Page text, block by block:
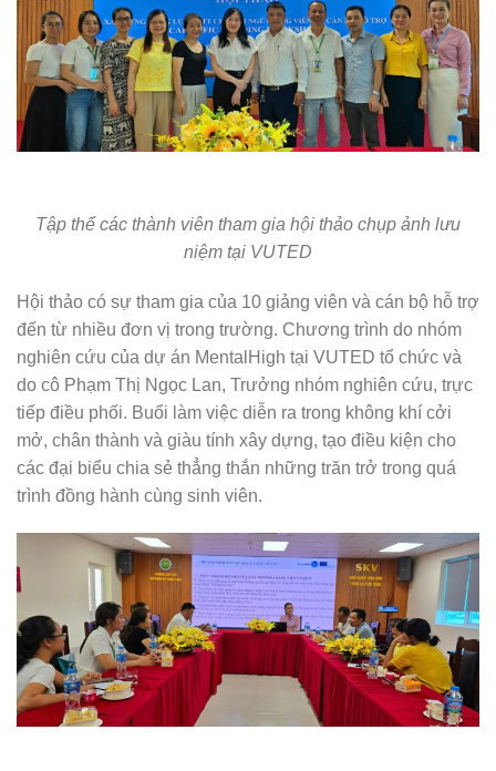
Tập thể các thành viên tham gia hội thảo chụp ảnh lưu
niệm tại VUTED
Hội thảo có sự tham gia của 10 giảng viên và cán bộ hỗ trợ
đến từ nhiều đơn vị trong trường. Chương trình do nhóm
nghiên cứu của dự án MentalHigh tại VUTED tổ chức và
do cô Phạm Thị Ngọc Lan, Trưởng nhóm nghiên cứu, trực
tiếp điều phối. Buổi làm việc diễn ra trong không khí cởi
mở, chân thành và giàu tính xây dựng, tạo điều kiện cho
các đại biểu chia sẻ thẳng thắn những trăn trở trong quá
trình đồng hành cùng sinh viên.